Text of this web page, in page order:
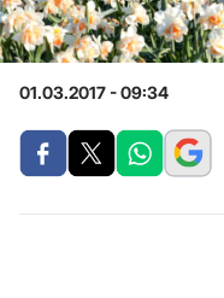
01.03.2017 - 09:34